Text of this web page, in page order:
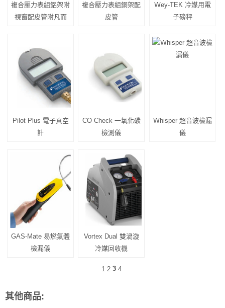
複合壓力表組鋁架附
視窗配皮管附凡而
複合壓力表組銅架配
皮管
Ｗey-TEK 冷媒用電
子磅秤
Pilot Plus 電子真空
計
CO Check 一氧化碳
檢測儀
Ｗhisper 超音波檢漏
儀
GAS-Mate 易燃氣體
檢漏儀
Vortex Dual 雙渦漩
冷媒回收機
1 2 3 4
其他商品: